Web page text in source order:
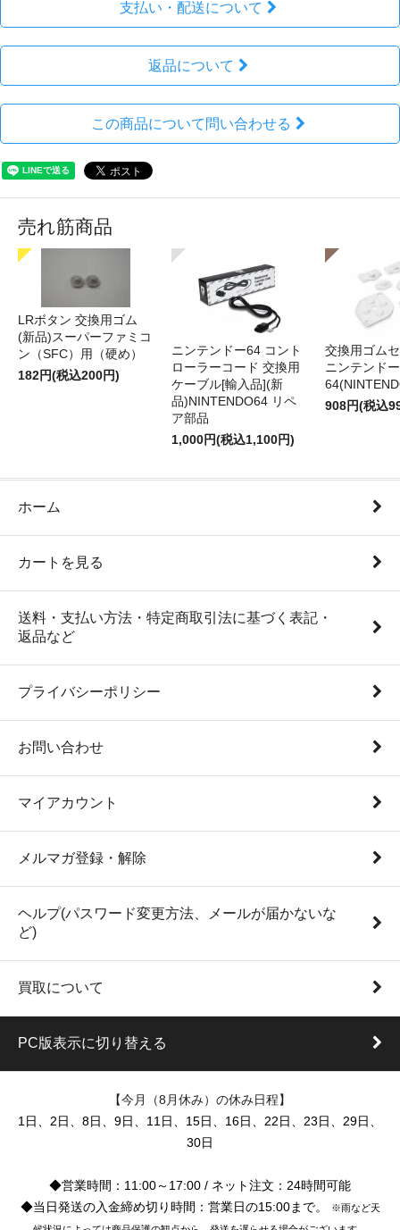
支払い・配送について
返品について
この商品について問い合わせる
売れ筋商品
LRボタン 交換用ゴム
(新品)スーパーファミコ
ン（SFC）用（硬め）
182円(税込200円)
ニンテンドー64 コント
ローラーコード 交換用
ケーブル[輸入品](新
品)NINTENDO64 リペ
ア部品
1,000円(税込1,100円)
交換用ゴム
ニンテンドー
908円(税込
ホーム
カートを見る
送料・支払い方法・特定商取引法に基づく表記・
返品など
プライバシーポリシー
お問い合わせ
マイアカウント
メルマガ登録・解除
ヘルプ(パスワード変更方法、メールが届かないな
ど)
買取について
PC版表示に切り替える
【今月（8月休み）の休み日程】
1日、2日、8日、9日、11日、15日、16日、22日、23日、29日、
30日
◆営業時間：11:00～17:00 / ネット注文：24時間可能
◆当日発送の入金締め切り時間：営業日の15:00まで。
※雨など天